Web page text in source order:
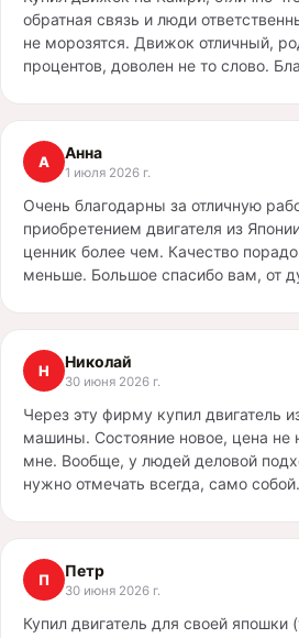
обратная связь и люди
не морозятся. Движок отличный,
процентов, доволен не то слово.
А Анна
1 июля 2026 г.
Очень благодарны за отличную
приобретением двигателя из
ценник более чем. Качество
меньше. Большое спасибо вам, от
Н Николай
30 июня 2026 г.
Через эту фирму купил двигатель
машины. Состояние новое, цена не
мне. Вообще, у людей деловой
нужно отмечать всегда, само собой.
П Петр
30 июня 2026 г.
Купил двигатель для своей япошки